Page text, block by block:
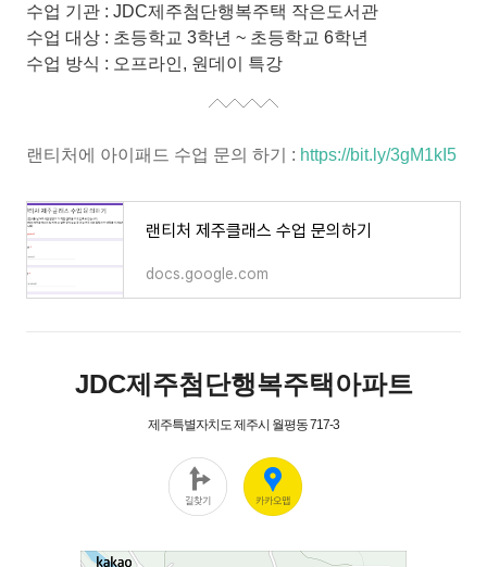
수업 기관 : JDC제주첨단행복주택 작은도서관
수업 대상 : 초등학교 3학년 ~ 초등학교 6학년
수업 방식 : 오프라인, 원데이 특강
랜티처에 아이패드 수업 문의 하기 : https://bit.ly/3gM1kI5
랜티처 제주클래스 수업 문의하기
docs.google.com